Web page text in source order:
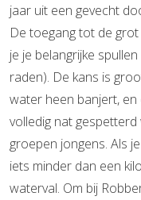
jaar uit een gevecht
De toegang tot de
je je belangrijke
raden). De kans is
water heen banjert,
volledig nat
groepen jongens. Als
iets minder dan een
waterval. Om bij